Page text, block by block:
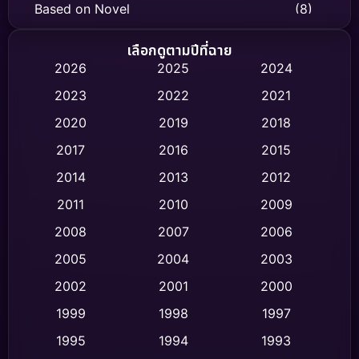
Based on Novel (8)
Biography ชีวิตจริง
Classic หนังคลาสสิก (47)
Comedy ตลก (446)
Crime อาชญากรรม (520)
Cult Film
Dance เต้น (10)
เลือกดูตามปีที่ฉาย
2026 2025
2024
2023
2022
2021
2020
2019
2018
2017
2016
2015
2014
2013
2012
2011
2010
2009
2008
2007
2006
2005
2004
2003
2002
2001
2000
1999
1998
1997
1995
1994
1993